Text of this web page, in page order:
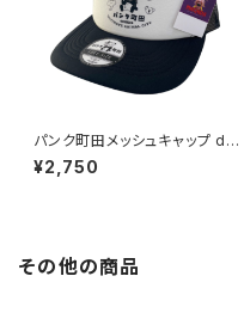
パンク町田メッシュキャップ des
ign3
¥2,750
その他の商品